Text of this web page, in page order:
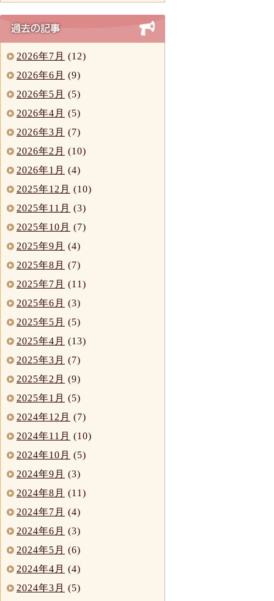
2026年7月 (12)
2026年6月 (9)
2026年5月 (5)
2026年4月 (5)
2026年3月 (7)
2026年2月 (10)
2026年1月 (4)
2025年12月 (10)
2025年11月 (3)
2025年10月 (7)
2025年9月 (4)
2025年8月 (7)
2025年7月 (11)
2025年6月 (3)
2025年5月 (5)
2025年4月 (13)
2025年3月 (7)
2025年2月 (9)
2025年1月 (5)
2024年12月 (7)
2024年11月 (10)
2024年10月 (5)
2024年9月 (3)
2024年8月 (11)
2024年7月 (4)
2024年6月 (3)
2024年5月 (6)
2024年4月 (4)
2024年3月 (5)